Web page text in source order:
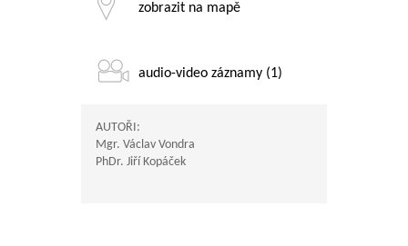
zobrazit na mapě
audio-video záznamy (1)
AUTOŘI:
Mgr. Václav Vondra
PhDr. Jiří Kopáček